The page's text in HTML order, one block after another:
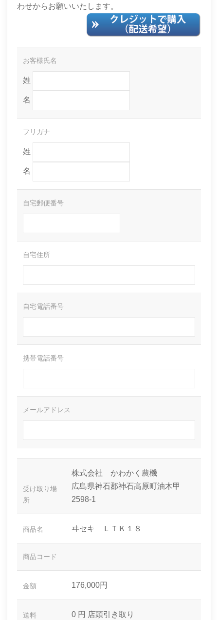
わせからお願いいたします。
お客様氏名
姓
名
フリガナ
姓
名
自宅郵便番号
自宅住所
自宅電話番号
携帯電話番号
メールアドレス
受け取り場
所
株式会社 かわかく農機
広島県神石郡神石高原町油木甲
2598-1
商品名 ヰセキ ＬＴＫ１８
商品コード
金額 176,000円
送料 0 円 店頭引き取り